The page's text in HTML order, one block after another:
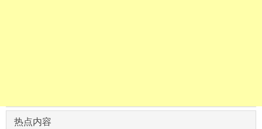
热点内容